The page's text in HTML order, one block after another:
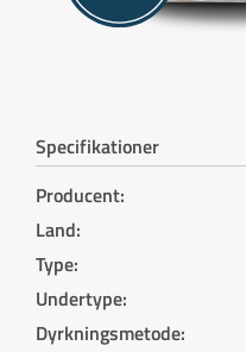
Specifikationer
Producent:
Land:
Type:
Undertype:
Dyrkningsmetode: